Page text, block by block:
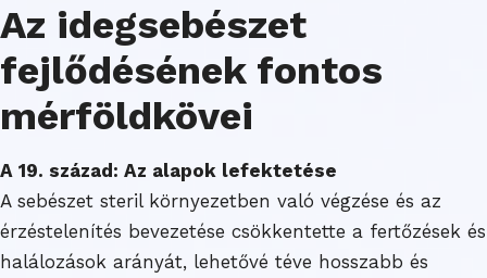
Az idegsebészet
fejlődésének fontos
mérföldkövei
A 19. század: Az alapok lefektetése
A sebészet steril környezetben való végzése és az
érzéstelenítés bevezetése csökkentette a fertőzések és
halálozások arányát, lehetővé téve hosszabb és